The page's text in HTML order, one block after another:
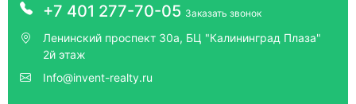
+7 401 277-70-05 Заказать звонок
Ленинский проспект 30а, БЦ "Калининград Плаза"
2й этаж
Info@invent-realty.ru